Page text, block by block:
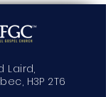
Laird,
H3P 2T6